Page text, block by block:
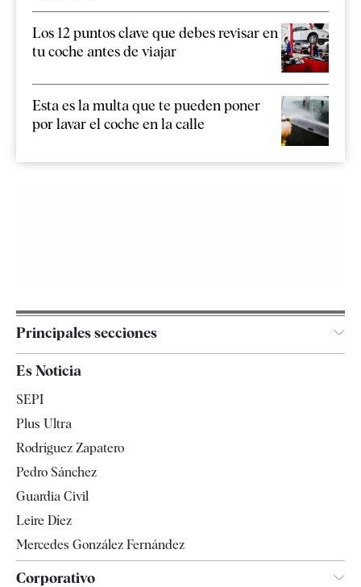
Los 12 puntos clave que debes revisar en
tu coche antes de viajar
Esta es la multa que te pueden poner
por lavar el coche en la calle
Principales secciones
Televisión
Es Noticia
SEPI
Plus Ultra
Rodríguez Zapatero
Pedro Sánchez
Guardia Civil
Leire Díez
Mercedes González Fernández
Corporativo